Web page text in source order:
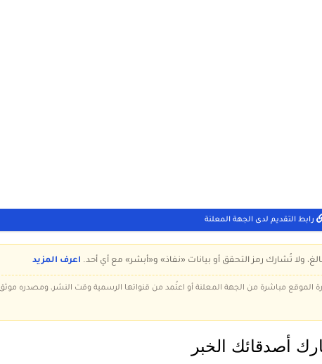
رابط التقديم لدى الجهة المعلنة
ولا تُشارك رمز التحقق أو بيانات «نفاذ» و«أبشر» مع أي أحد. اعرف المزيد
الموقع مباشرة من الجهة المعلنة أو اعتُمد من قنواتها الرسمية وقت النشر، ومصدره موثق
أصدقائك الخبر